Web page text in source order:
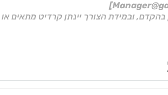
בהקדם, ובמידת הצורך יינתן קרדיט מתאים